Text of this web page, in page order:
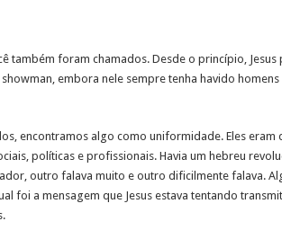
também foram chamados. Desde o princípio,
embora nele sempre tenha havido
encontramos algo como uniformidade. Eles eram
políticas e profissionais. Havia um hebreu
outro falava muito e outro dificilmente falava.
foi a mensagem que Jesus estava tentando